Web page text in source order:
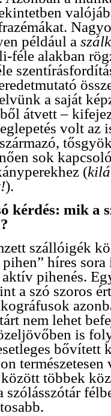
például a
féle alakban
a saját
átvett –
volt az
sok
(
).
kérdés: mik a
szállóigék
híres
pihenés.
a szó szoros
nem lehet
is
bővített
természetesen
többek
szólásszótár